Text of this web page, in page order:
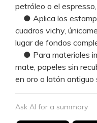
petróleo o el
● Aplica los
cuadros vichy,
lugar de fondos
● Para materiales
mate, papeles sin
en oro o latón antiguo
Ask AI for a summary